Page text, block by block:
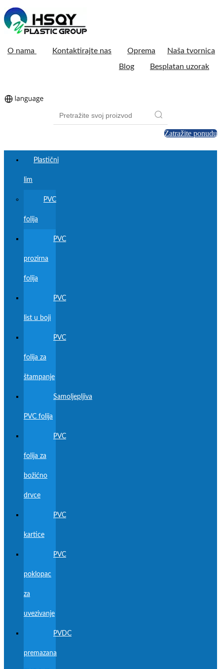
O nama Kontaktirajte nas Oprema
Naša tvornica
Blog
Besplatan uzorak
Zatražite ponudu
Plastični
lim
PVC
folija
PVC
prozirna
folija
PVC
list u boji
PVC
folija za
štampanje
Samoljepljiva
PVC folija
PVC
folija za
božićno
drvce
PVC
kartice
PVC
poklopac
za
uvezivanje
PVDC
premazana